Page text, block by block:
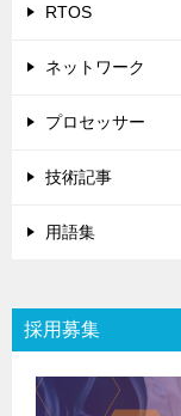
RTOS
ネットワーク
プロセッサー
技術記事
用語集
採用募集